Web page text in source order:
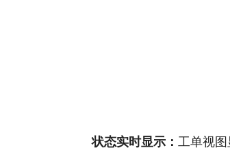
状态实时显示：工单视